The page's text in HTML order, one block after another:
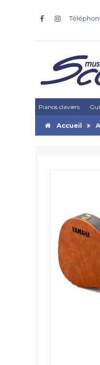
Pianos claviers
Accueil